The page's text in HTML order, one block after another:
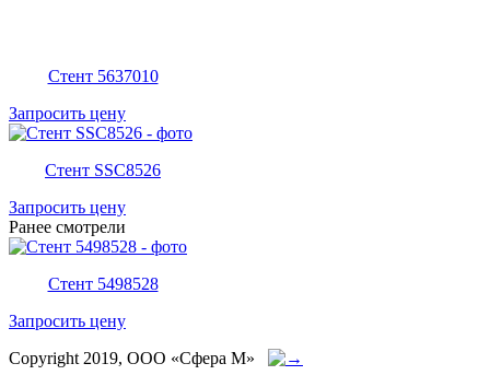
Стент 5637010
Запросить цену
Стент SSC8526
Запросить цену
Ранее смотрели
Стент 5498528
Запросить цену
Copyright 2019, ООО «Сфера М»